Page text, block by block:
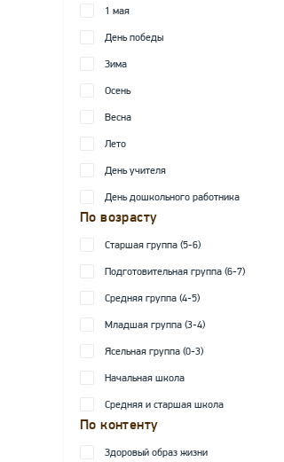
1 мая
День победы
Зима
Осень
Весна
Лето
День учителя
День дошкольного работника
По возрасту
Старшая группа (5-6)
Подготовительная группа (6-7)
Средняя группа (4-5)
Младшая группа (3-4)
Ясельная группа (0-3)
Начальная школа
Средняя и старшая школа
По контенту
Здоровый образ жизни